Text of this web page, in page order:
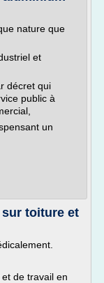
nature que
et
décret qui
public à
un
toiture et
de travail en